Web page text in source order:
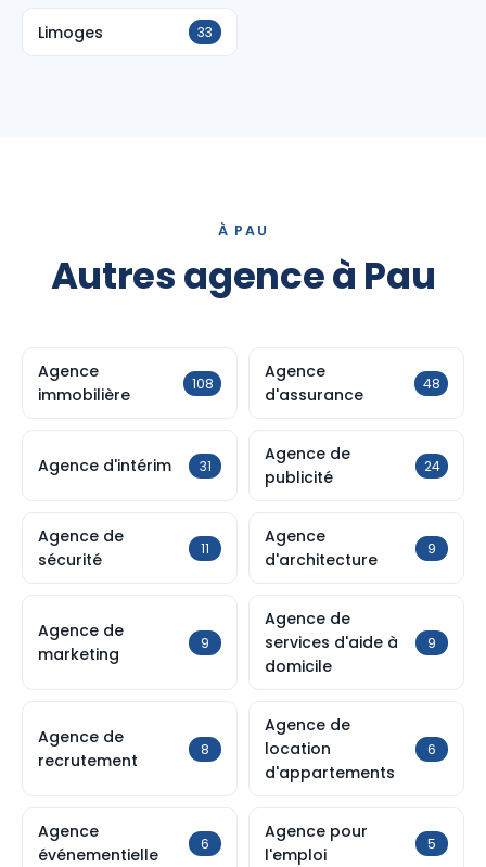
Limoges 33
À PAU
Autres agence à Pau
Agence
immobilière
108
Agence
d'assurance
48
Agence d'intérim 31
Agence de
publicité
24
Agence de
sécurité
11
Agence
d'architecture
9
Agence de
marketing
9
Agence de
services d'aide à
domicile
9
Agence de
recrutement
8
Agence de
location
d'appartements
6
Agence
événementielle
6
Agence pour
l'emploi
5